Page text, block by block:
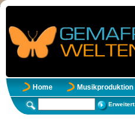
Home Musikproduktion
Erweitert